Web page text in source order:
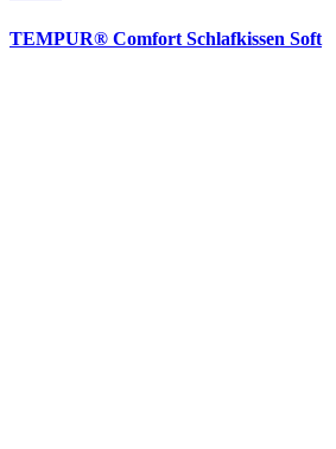
TEMPUR® Comfort Schlafkissen Soft